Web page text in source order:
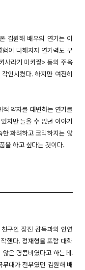
김원해 배우의 연기는 이
이 더해지자 연기력도 무
사라기 미키짱> 등의 주옥
인시켰다. 하지만 여전히
적 약자를 대변하는 연기를
지만 들을 수 없던 이야기
한 화려하고 코믹하지는 않
을 하고 싶다는 것이다.
구인 장진 감독과의 인연
했다. 정재형을 포함 대학
은 명콤비였다고 하는데.
무대가 전부였던 김원해 배